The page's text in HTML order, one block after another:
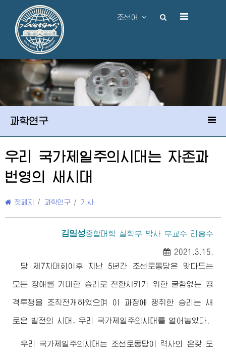
조선어
과학연구
우리 국가제일주의시대는 자존과
번영의 새시대
첫페지 / 과학연구 / 기사
김일성종합대학 철학부 박사 부교수 리홍수
2021.3.15.
당 제7차대회이후 지난 5년간 조선로동당은 맞다드는
모든 장애를 거대한 승리로 전환시키기 위한 굴함없는 공
격투쟁을 조직전개하였으며 이 과정에 쟁취한 승리는 새
로운 발전의 시대, 우리 국가제일주의시대를 열어놓았다.
우리 국가제일주의시대는 조선로동당이 력사의 온갖 도